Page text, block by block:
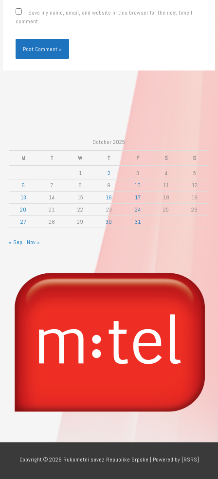
Save my name, email, and website in this browser for the next time I
comment.
October 2025
M T W T F S S
1 2 3 4
5
6
7 8 9 10 11
12
13
14 15 16 17 18
19
20
21 22 23 24 25
26
27
28 29 30 31
« Sep Nov »
Copyright © 2026 Rukometni savez Republike Srpske | Powered by [RSRS]